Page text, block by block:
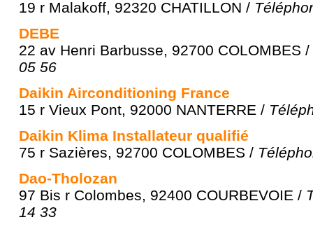
19 r Malakoff, 92320 CHATILLON /
DEBE
22 av Henri Barbusse, 92700 COLOMBES /
05 56
Daikin Airconditioning France
15 r Vieux Pont, 92000 NANTERRE /
Daikin Klima Installateur qualifié
75 r Sazières, 92700 COLOMBES /
Dao-Tholozan
97 Bis r Colombes, 92400 COURBEVOIE /
14 33